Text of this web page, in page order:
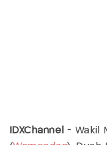
IDXChannel
- Wakil